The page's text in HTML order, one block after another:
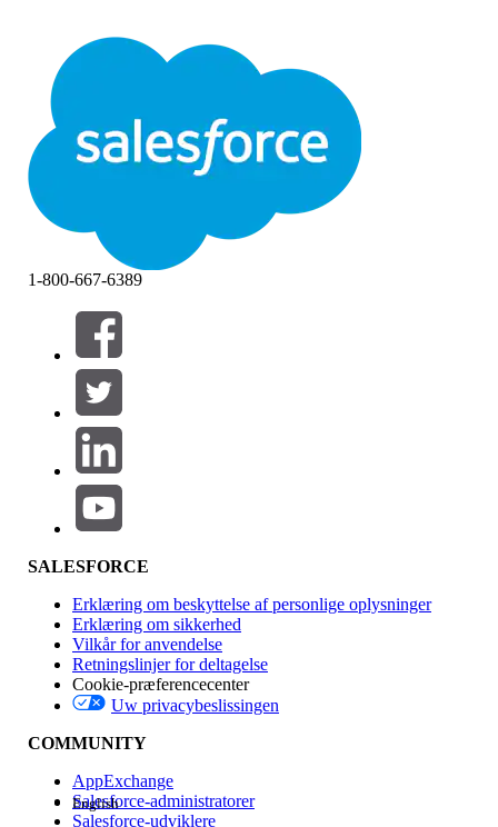
Cause
TDE support has been deprecated.
For details, please seethis post.
Løsning
Convert TDEs to Hyper and Publish Hyper instead.
Vidensartikelnummer
001498709
LØSTE DENNE ARTIKEL DIT PROBLEM?
1-800-667-6389
SALESFORCE
Erklæring om beskyttelse af personlige oplysninger
Erklæring om sikkerhed
Vilkår for anvendelse
Retningslinjer for deltagelse
Cookie-præferencecenter
Uw privacybeslissingen
COMMUNITY
AppExchange
Salesforce-administratorer
Salesforce-udviklere
English